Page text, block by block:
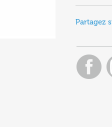
Partagez